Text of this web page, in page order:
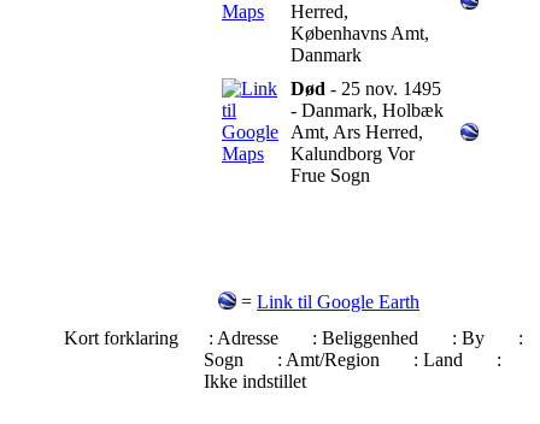
Herred,
Københavns Amt,
Danmark
Død - 25 nov. 1495
- Danmark, Holbæk
Amt, Ars Herred,
Kalundborg Vor
Frue Sogn
= Link til Google Earth
Kort forklaring
: Adresse : Beliggenhed : By
:
Sogn
: Amt/Region : Land
:
Ikke indstillet